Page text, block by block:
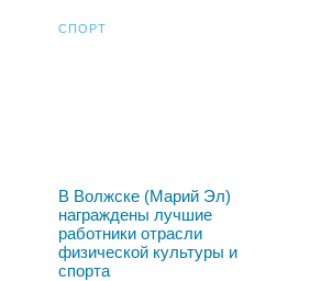
СПОРТ
В Волжске (Марий Эл)
награждены лучшие
работники отрасли
физической культуры и
спорта